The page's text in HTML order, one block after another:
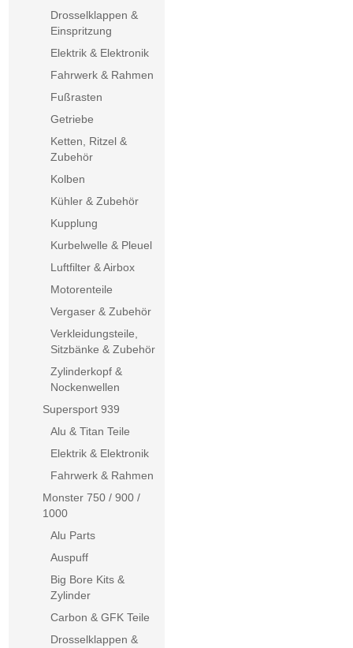
Drosselklappen &
Einspritzung
Elektrik & Elektronik
Fahrwerk & Rahmen
Fußrasten
Getriebe
Ketten, Ritzel &
Zubehör
Kolben
Kühler & Zubehör
Kupplung
Kurbelwelle & Pleuel
Luftfilter & Airbox
Motorenteile
Vergaser & Zubehör
Verkleidungsteile,
Sitzbänke & Zubehör
Zylinderkopf &
Nockenwellen
Supersport 939
Alu & Titan Teile
Elektrik & Elektronik
Fahrwerk & Rahmen
Monster 750 / 900 /
1000
Alu Parts
Auspuff
Big Bore Kits &
Zylinder
Carbon & GFK Teile
Drosselklappen &